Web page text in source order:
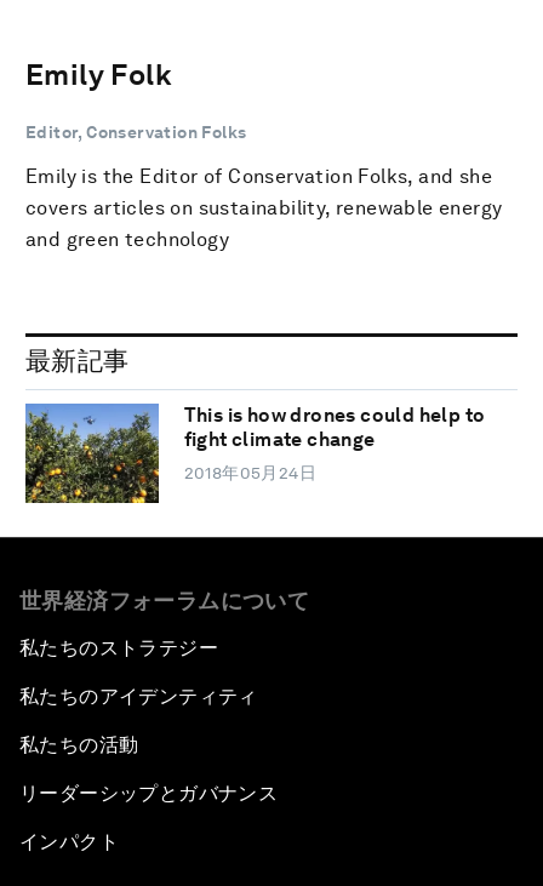
Emily Folk
Editor, Conservation Folks
Emily is the Editor of Conservation Folks, and she
covers articles on sustainability, renewable energy
and green technology
最新記事
This is how drones could help to
fight climate change
2018年05月24日
世界経済フォーラムについて
私たちのストラテジー
私たちのアイデンティティ
私たちの活動
リーダーシップとガバナンス
インパクト